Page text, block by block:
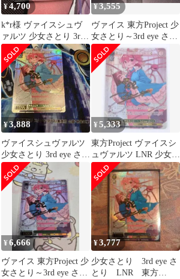
¥4,700
k*r様 ヴァイスシュヴ
ァルツ 少女さとり 3rd
eye LNR
¥3,555
ヴァイス 東方Project 少
女さとり～3rd eye さと
り LNR
¥3,888
ヴァイスシュヴァルツ
少女さとり 3rd eye さと
り lnr
¥5,333
東方Project ヴァイスシ
ュヴァルツ LNR 少女さ
とり
¥6,666
ヴァイス 東方Project 少
女さとり～3rd eye さと
¥3,777
少女さとり 3rd eye さ
とり LNR 東方